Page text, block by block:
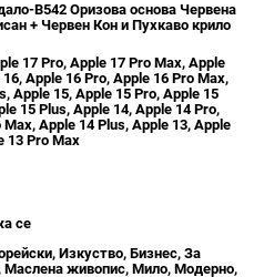
В542 Оризова основа Червена
+ Червен Кон и Пухкаво крило
17 Pro, Apple 17 Pro Max, Apple
Apple 16 Pro, Apple 16 Pro Max,
Apple 15, Apple 15 Pro, Apple 15
15 Plus, Apple 14, Apple 14 Pro,
Max, Apple 14 Plus, Apple 13, Apple
13 Pro Max
се
Изкуство, Бизнес, За
живопис, Мило, Модерно,